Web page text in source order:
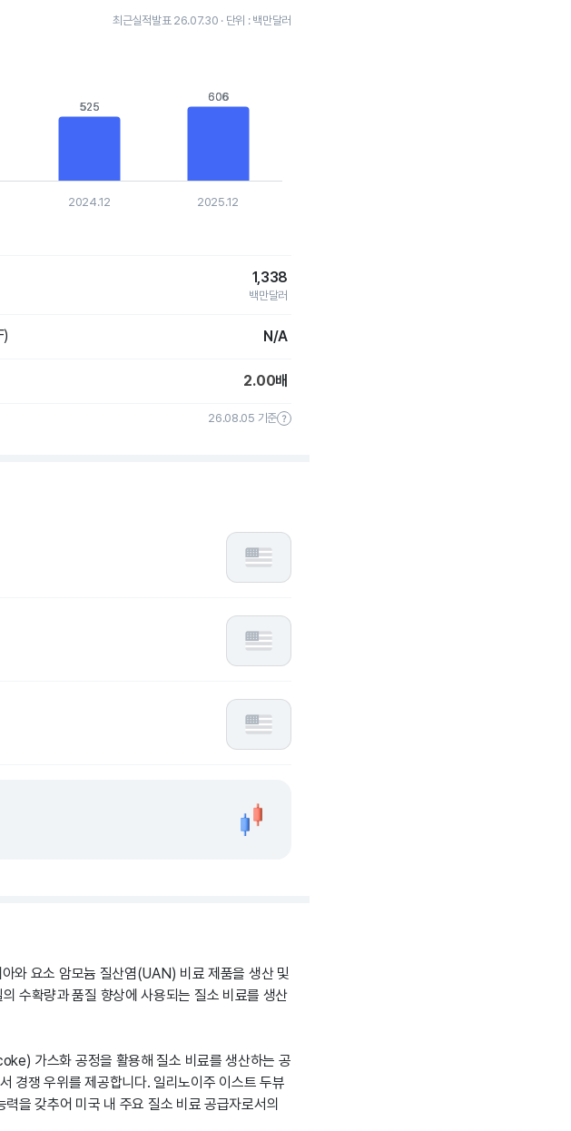
최근실적발표 26.07.30 · 단위 : 백만달러
to 835.584.
525
525
606
606
2024.12 2025.12
1,338
백만달러
N/A
2.00배
26.08.05 기준
와 요소 암모늄 질산염(UAN) 비료 제품을 생산 및
수확량과 품질 향상에 사용되는 질소 비료를 생산
가스화 공정을 활용해 질소 비료를 생산하는 공
경쟁 우위를 제공합니다. 일리노이주 이스트 두뷰
을 갖추어 미국 내 주요 질소 비료 공급자로서의